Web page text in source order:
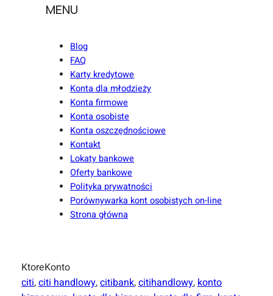
MENU
Blog
FAQ
Karty kredytowe
Konta dla młodzieży
Konta firmowe
Konta osobiste
Konta oszczędnościowe
Kontakt
Lokaty bankowe
Oferty bankowe
Polityka prywatności
Porównywarka kont osobistych on-line
Strona główna
KtoreKonto
citi, citi handlowy, citibank, citihandlowy, konto